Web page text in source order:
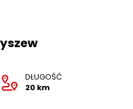
DŁUGOŚĆ
20 km